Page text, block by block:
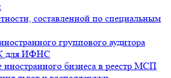
составленной по специальным
группового аудитора
для ИФНС
бизнеса в реестр МСП